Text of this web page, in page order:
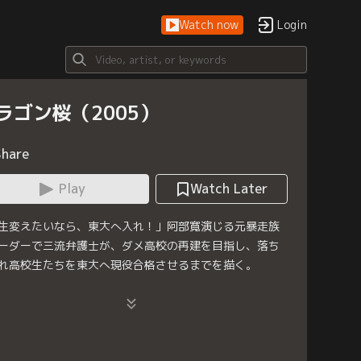
Watch now Login
ゴン桜（2005）
Play
Watch Later
変えたいなら、東大へ入れ！」阿部寛演じる元暴走族
ダーで三流弁護士が、ダメ高校の再建を目指し、落ち
高校生たちを東大へ現役合格させるまでを描く。